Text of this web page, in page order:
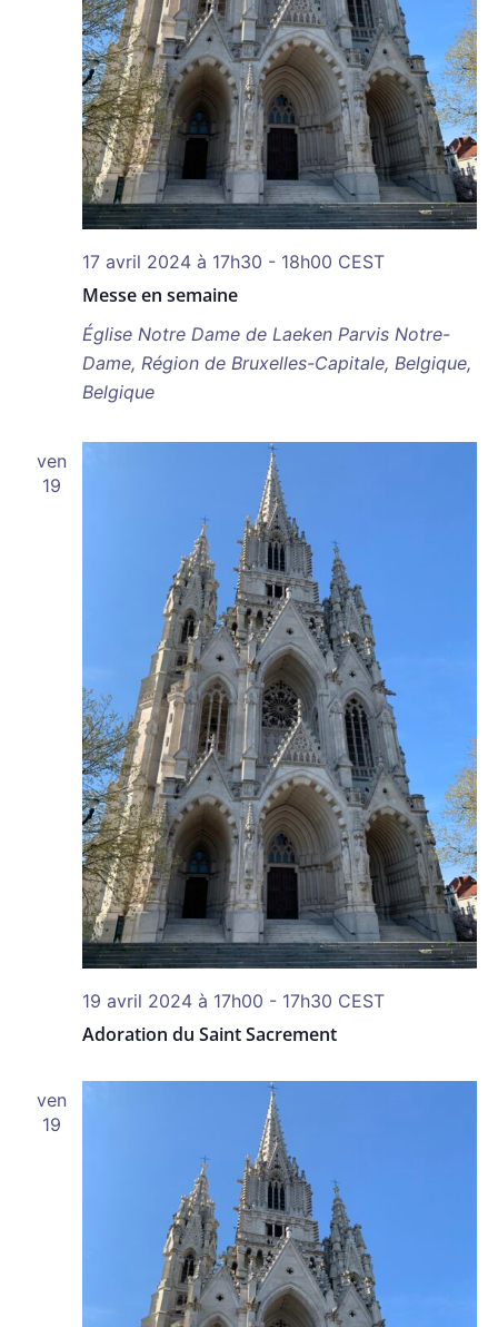
Messe en semaine
17 avril 2024 à 17h30 - 18h00 CEST
Église Notre Dame de Laeken Parvis Notre-
Dame, Région de Bruxelles-Capitale, Belgique,
Belgique
ven
19
Adoration du Saint Sacrement
19 avril 2024 à 17h00 - 17h30 CEST
ven
19